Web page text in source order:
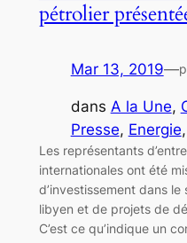
pétrolier
Mar 13, 2019—
dans A la Une,
Presse, Energie,
Les représentants
internationales ont été
d’investissement dans
libyen et de projets de
C’est ce qu’indique un